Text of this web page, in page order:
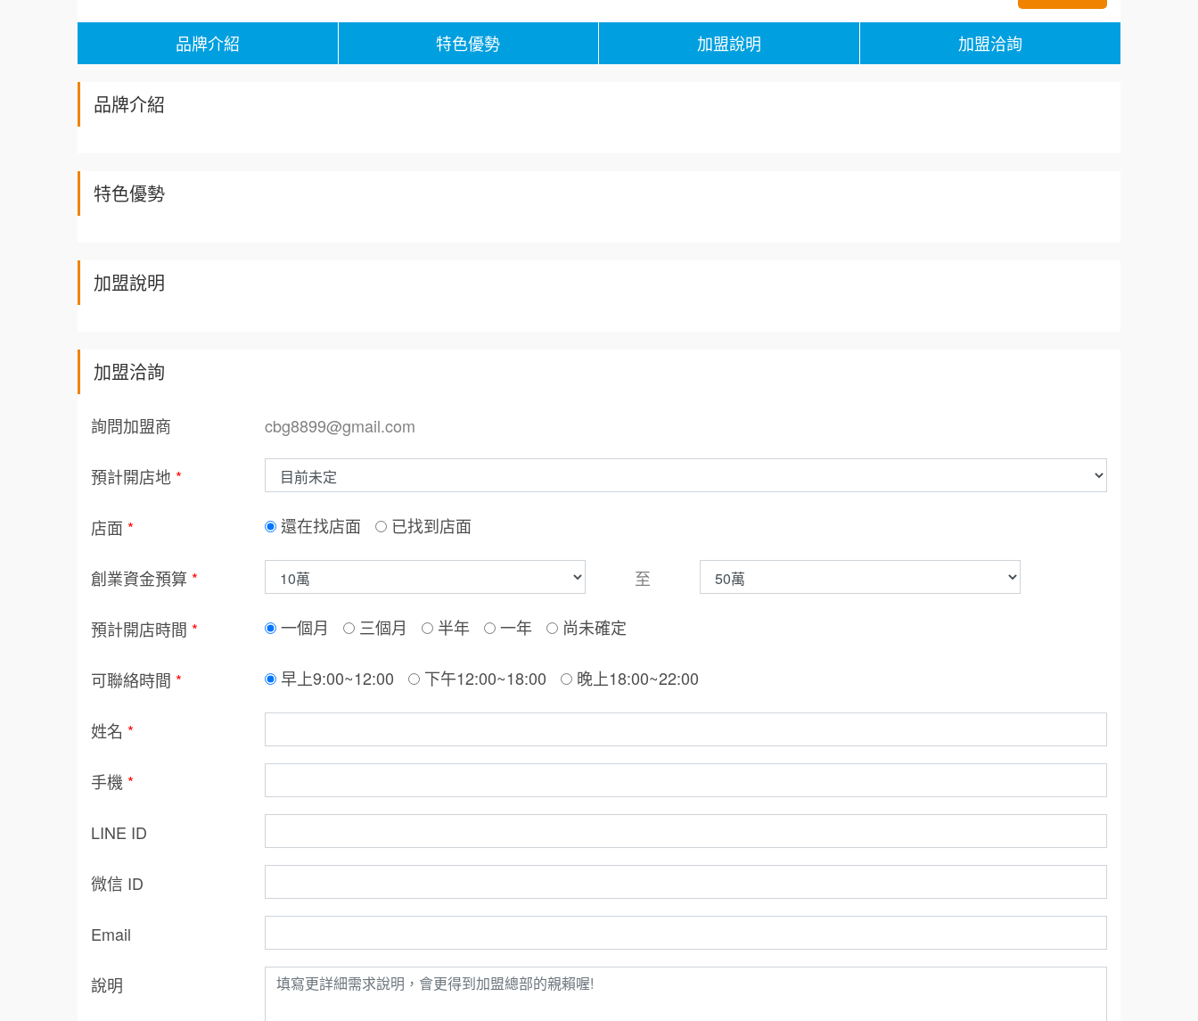
品牌介紹 特色優勢 加盟說明 加盟洽詢
品牌介紹
特色優勢
加盟說明
加盟洽詢
詢問加盟商 cbg8899@gmail.com
預計開店地 *
店面 * 還在找店面 已找到店面
創業資金預算 * 至
預計開店時間 * 一個月 三個月 半年 一年 尚未確定
可聯絡時間 * 早上9:00~12:00 下午12:00~18:00 晚上18:00~22:00
姓名 *
手機 *
LINE ID
微信 ID
Email
說明